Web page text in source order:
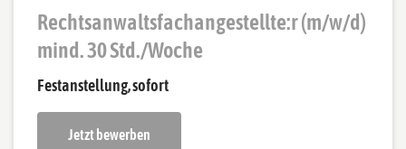
Rechtsanwaltsfachangestellte:r (m/w/d)
mind. 30 Std./Woche
Festanstellung, sofort
Jetzt bewerben